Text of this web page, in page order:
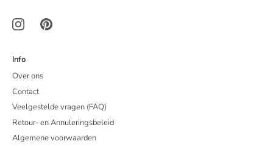
Info
Over ons
Contact
Veelgestelde vragen (FAQ)
Retour- en Annuleringsbeleid
Algemene voorwaarden